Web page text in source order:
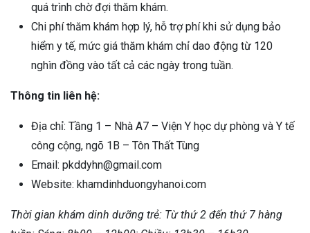
quá trình chờ đợi thăm khám.
Chi phí thăm khám hợp lý, hỗ trợ phí khi sử dụng bảo
hiểm y tế, mức giá thăm khám chỉ dao động từ 120
nghìn đồng vào tất cả các ngày trong tuần.
Thông tin liên hệ:
Địa chỉ: Tầng 1 – Nhà A7 – Viện Y học dự phòng và Y tế
công cộng, ngõ 1B – Tôn Thất Tùng
Email: pkddyhn@gmail.com
Website: khamdinhduongyhanoi.com
Thời gian khám dinh dưỡng trẻ: Từ thứ 2 đến thứ 7 hàng